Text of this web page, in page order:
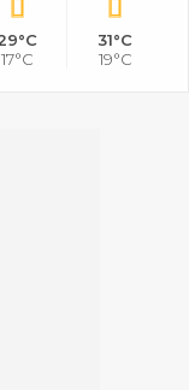
17°C
31°C
19°C